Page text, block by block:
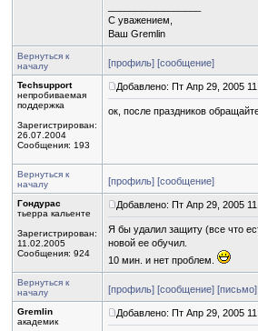
С уважением,
Ваш Gremlin
Вернуться к
началу
[профиль] [сообщение]
Techsupport
непробиваемая
поддержка
Зарегистрирован:
26.07.2004
Сообщения: 193
Добавлено: Пт Апр 29, 2005
ок, после праздников
Вернуться к
началу
[профиль] [сообщение]
Гондурас
тьерра кальенте
Зарегистрирован:
11.02.2005
Сообщения: 924
Добавлено: Пт Апр 29, 2005
Я бы удалил защиту (все что
новой ее обучил.
10 мин. и нет проблем.
Вернуться к
началу
[профиль] [сообщение] [письмо]
Gremlin
академик
Добавлено: Пт Апр 29, 2005